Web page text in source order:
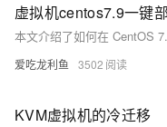
虚拟机centos7.9一键
爱吃龙利鱼 3502
KVM虚拟机的冷迁移